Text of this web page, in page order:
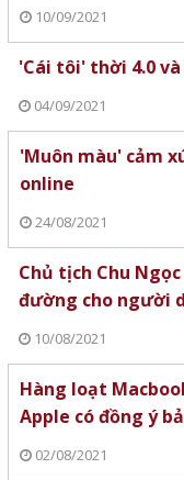
10/09/2021
'Cái tôi' thời 4.0
04/09/2021
'Muôn màu' cảm
online
24/08/2021
Chủ tịch Chu
đường cho người
10/08/2021
Hàng loạt
Apple có đồng ý
02/08/2021